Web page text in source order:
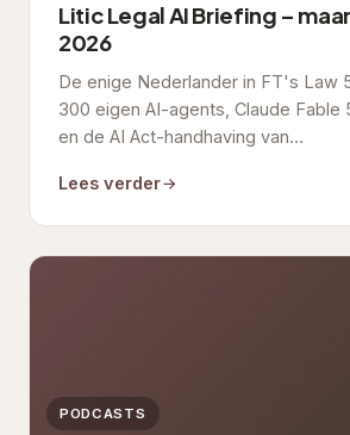
Litic Legal AI Briefing –
2026
De enige Nederlander in FT's Law
300 eigen AI-agents, Claude Fable
en de AI Act-handhaving van…
Lees verder
PODCASTS